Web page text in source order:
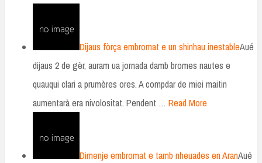
Dijaus fòrça embromat e un shinhau inestableAué
dijaus 2 de gèr, auram ua jornada damb bromes nautes e
quauqui clari a prumères ores. A compdar de miei maitin
aumentarà era nivolositat. Pendent … Read More
Dimenje embromat e tamb nheuades en AranAué